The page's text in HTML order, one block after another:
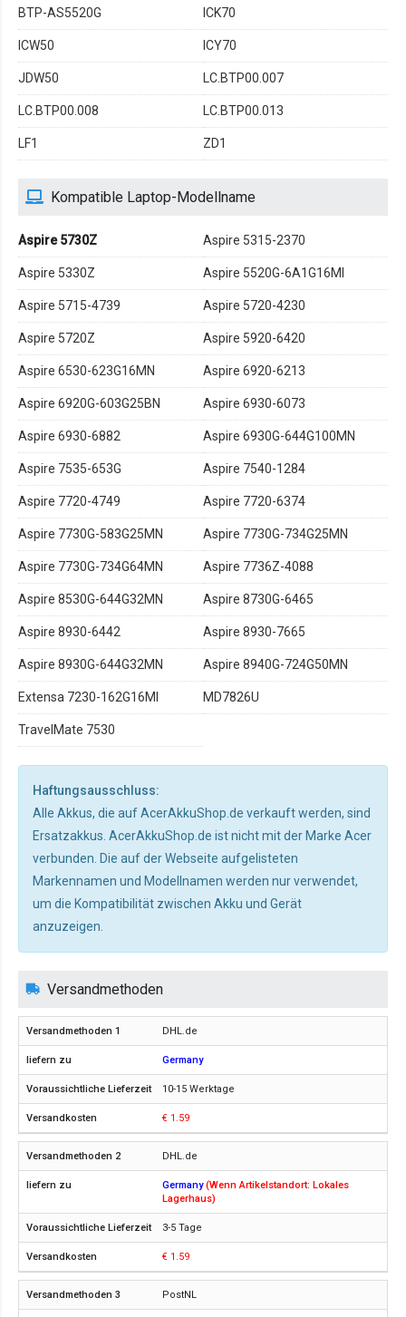
BTP-AS5520G ICK70
ICW50 ICY70
JDW50 LC.BTP00.007
LC.BTP00.008 LC.BTP00.013
LF1 ZD1
Kompatible Laptop-Modellname
Aspire 5730Z Aspire 5315-2370
Aspire 5330Z Aspire 5520G-6A1G16MI
Aspire 5715-4739 Aspire 5720-4230
Aspire 5720Z Aspire 5920-6420
Aspire 6530-623G16MN Aspire 6920-6213
Aspire 6920G-603G25BN Aspire 6930-6073
Aspire 6930-6882 Aspire 6930G-644G100MN
Aspire 7535-653G Aspire 7540-1284
Aspire 7720-4749 Aspire 7720-6374
Aspire 7730G-583G25MN Aspire 7730G-734G25MN
Aspire 7730G-734G64MN Aspire 7736Z-4088
Aspire 8530G-644G32MN Aspire 8730G-6465
Aspire 8930-6442 Aspire 8930-7665
Aspire 8930G-644G32MN Aspire 8940G-724G50MN
Extensa 7230-162G16MI MD7826U
TravelMate 7530
Haftungsausschluss:
Alle Akkus, die auf AcerAkkuShop.de verkauft werden, sind
Ersatzakkus. AcerAkkuShop.de ist nicht mit der Marke Acer
verbunden. Die auf der Webseite aufgelisteten
Markennamen und Modellnamen werden nur verwendet,
um die Kompatibilität zwischen Akku und Gerät
anzuzeigen.
Versandmethoden
DHL.de
Germany
10-15 Werktage
€ 1.59
DHL.de
Germany(Wenn Artikelstandort: Lokales
Lagerhaus)
3-5 Tage
€ 1.59
PostNL